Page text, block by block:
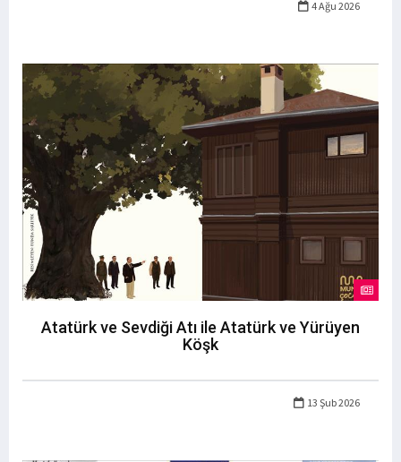
4 Ağu 2026
Atatürk ve Sevdiği Atı ile Atatürk ve Yürüyen
Köşk
13 Şub 2026